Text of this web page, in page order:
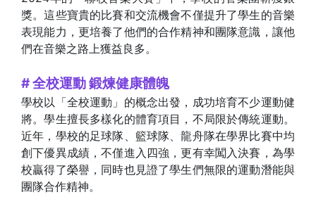
獎。這些寶貴的比賽和交流機會不僅提升了學生的音樂
表現能力，更培養了他們的合作精神和團隊意識，讓他
們在音樂之路上獲益良多。
# 全校運動 鍛煉健康體魄
學校以「全校運動」的概念出發，成功培育不少運動健
將。學生擅長多樣化的體育項目，不局限於傳統運動。
近年，學校的足球隊、籃球隊、龍舟隊在學界比賽中均
創下優異成績，不僅進入四強，更有幸闖入決賽，為學
校贏得了榮譽，同時也見證了學生們無限的運動潛能與
團隊合作精神。